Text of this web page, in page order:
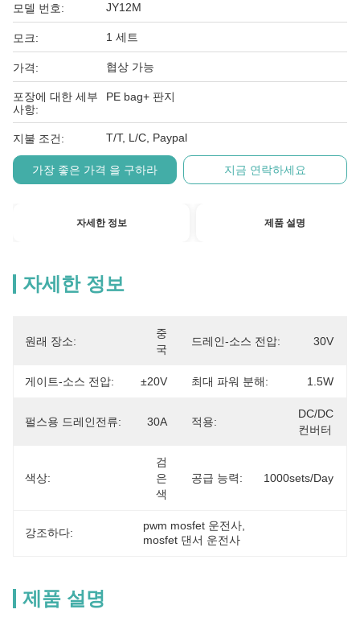
모델 번호: JY12M
모크: 1 세트
가격: 협상 가능
포장에 대한 세부
사항:
PE bag+ 판지
지불 조건: T/T, L/C, Paypal
가장 좋은 가격 을 구하라 지금 연락하세요
자세한 정보 제품 설명
자세한 정보
원래 장소:
중
국
드레인-소스 전압: 30V
게이트-소스 전압: ±20V 최대 파워 분해: 1.5W
펄스용 드레인전류: 30A 적용:
DC/DC
컨버터
색상:
검
은
색
공급 능력: 1000sets/day
강조하다:
pwm mosfet 운전사
mosfet 댄서 운전사
제품 설명